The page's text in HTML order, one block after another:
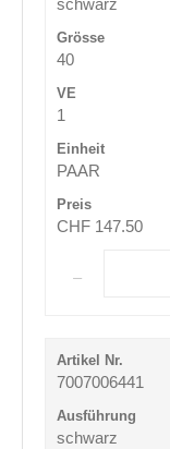
40
1
PAAR
CHF 147.50
7007006441
schwarz